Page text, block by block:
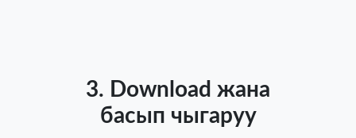
3. Download жана
басып чыгаруу